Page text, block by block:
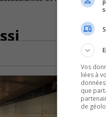
Vos
liées à
que
de